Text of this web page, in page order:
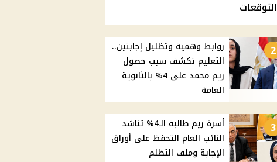
التوقعات
2
روابط وهمية وتظليل إجابتين..
التعليم تكشف سبب حصول
ريم محمد على 4% بالثانوية
العامة
3
أسرة ريم طالبة الـ4% تناشد
النائب العام التحفظ على أوراق
الإجابة وملف التظلم